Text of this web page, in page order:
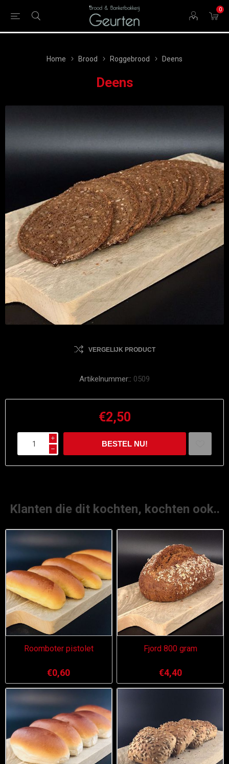
0
Home Brood Roggebrood Deens
Deens
VERGELIJK PRODUCT
Artikelnummer:: 0509
€2,50
i
h
Klanten die dit kochten, kochten ook..
Roomboter pistolet
€0,60
Fjord 800 gram
€4,40